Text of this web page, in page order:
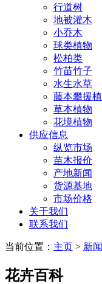
行道树
地被灌木
小乔木
球类植物
松柏类
竹苗竹子
水生水草
藤本攀援
草本植物
花境植物
供应信息
纵览市场
苗木报价
产地新闻
货源基地
市场价格
关于我们
联系我们
当前位置： 主页 > 新
花卉百科